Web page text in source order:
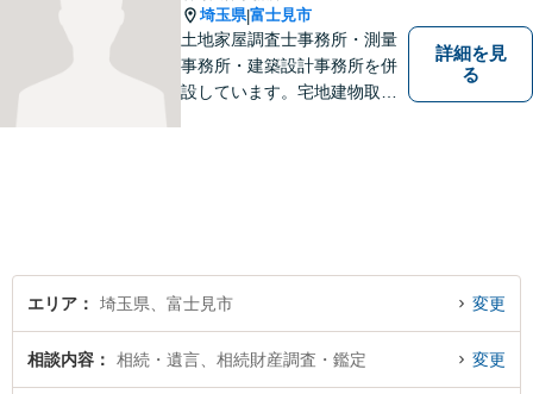
埼玉県|富士見市
土地家屋調査士事務所・測量
事務所・建築設計事務所を併
設しています。宅地建物取引
詳細を見
る
エリア 埼玉県、富士見市 変更
相談内容 相続・遺言、相続財産調査・鑑定 変更